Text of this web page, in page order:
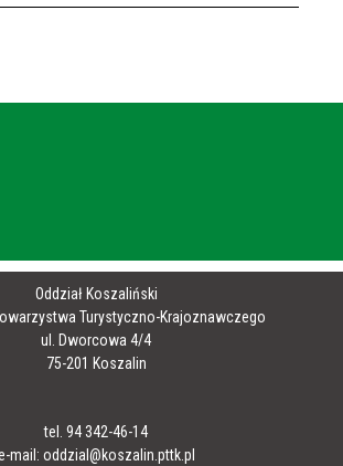
Oddział Koszaliński
Turystyczno-Krajoznawczego
ul. Dworcowa 4/4
75-201 Koszalin
tel. 94 342-46-14
mail: oddzial@koszalin.pttk.pl